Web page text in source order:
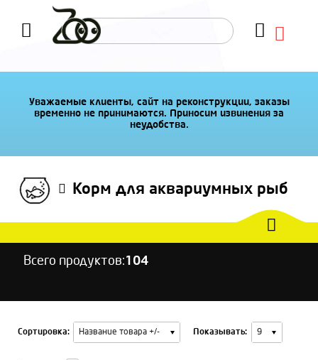
Уважаемые клиенты, сайт на реконструкции, заказы
временно не принимаются. Приносим извинения за
неудобства.
Корм для аквариумных рыб
Всего продуктов:104
Сортировка: Название товара +/- Показывать: 9